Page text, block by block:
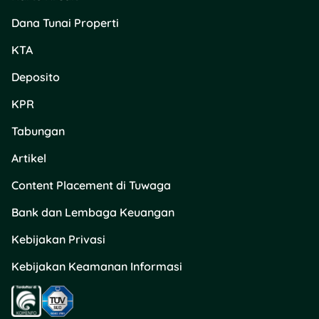
TransJakarta
Tiket unit rekreasi jika
selama berada di
untuk aktivitas
kawasan.
Transportasi pulang
menggunakan
sampai titik akhir.
Dana Tunai Properti
KTA
Deposito
KPR
Tabungan
Artikel
Content Placement di Tuwaga
Bank dan Lembaga Keuangan
Kebijakan Privasi
Kebijakan Keamanan Informasi